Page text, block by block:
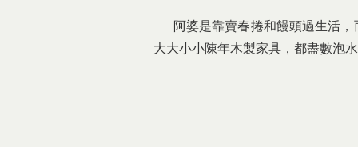
阿婆是靠賣春捲和饅頭過生活，
大大小小陳年木製家具，都盡數泡